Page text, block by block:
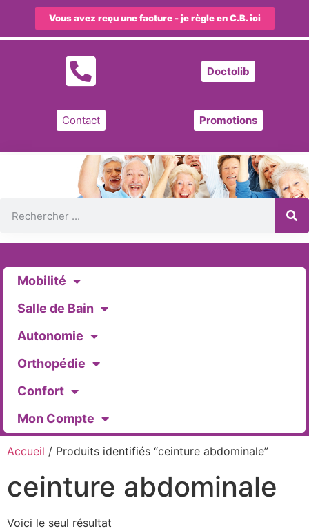
Vous avez reçu une facture - je règle en C.B. ici
Doctolib
Contact Promotions
Mobilité
Salle de Bain
Autonomie
Orthopédie
Confort
Mon Compte
Accueil / Produits identifiés “ceinture abdominale”
ceinture abdominale
Voici le seul résultat